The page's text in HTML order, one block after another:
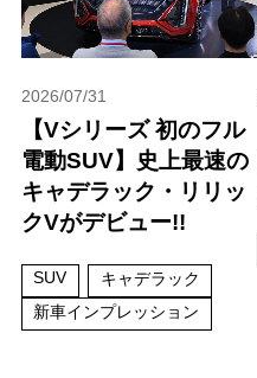
2026/07/31
【Vシリーズ 初のフル
電動SUV】史上最速の
キャデラック・リリッ
クVがデビュー!!
SUV
キャデラック
新車インプレッション